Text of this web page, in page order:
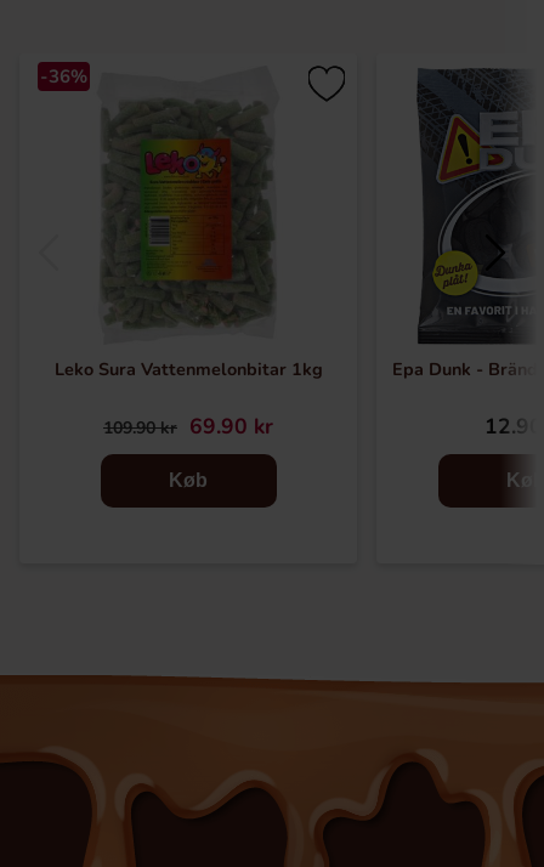
-36%
Leko Sura Vattenmelonbitar 1kg
109.90 kr 69.90 kr
Køb
Epa Dunk -
Køb